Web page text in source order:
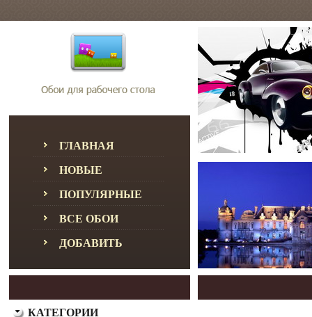
ГЛАВНАЯ
НОВЫЕ
ПОПУЛЯРНЫЕ
ВСЕ ОБОИ
ДОБАВИТЬ
КАТЕГОРИИ